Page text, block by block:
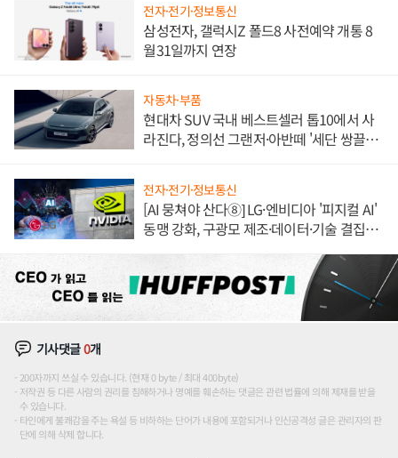
전자·전기·정보통신
삼성전자, 갤럭시Z 폴드8 사전예약 개통 8
월31일까지 연장
자동차·부품
현대차 SUV 국내 베스트셀러 톱10에서 사
라진다, 정의선 그랜저·아반떼 '세단 쌍끌
전자·전기·정보통신
[AI 뭉쳐야 산다⑧] LG·엔비디아 '피지컬 AI'
동맹 강화, 구광모 제조·데이터·기술 결집
기사댓글0개
200자까지 쓰실 수 있습니다. (현재 0 byte / 최대 400byte)
저작권 등 다른 사람의 권리를 침해하거나 명예를 훼손하는 댓글은 관련 법률에 의해 제재를 받을
수 있습니다.
타인에게 불쾌감을 주는 욕설 등 비하하는 단어가 내용에 포함되거나 인신공격성 글은 관리자의 판
단에 의해 삭제 합니다.